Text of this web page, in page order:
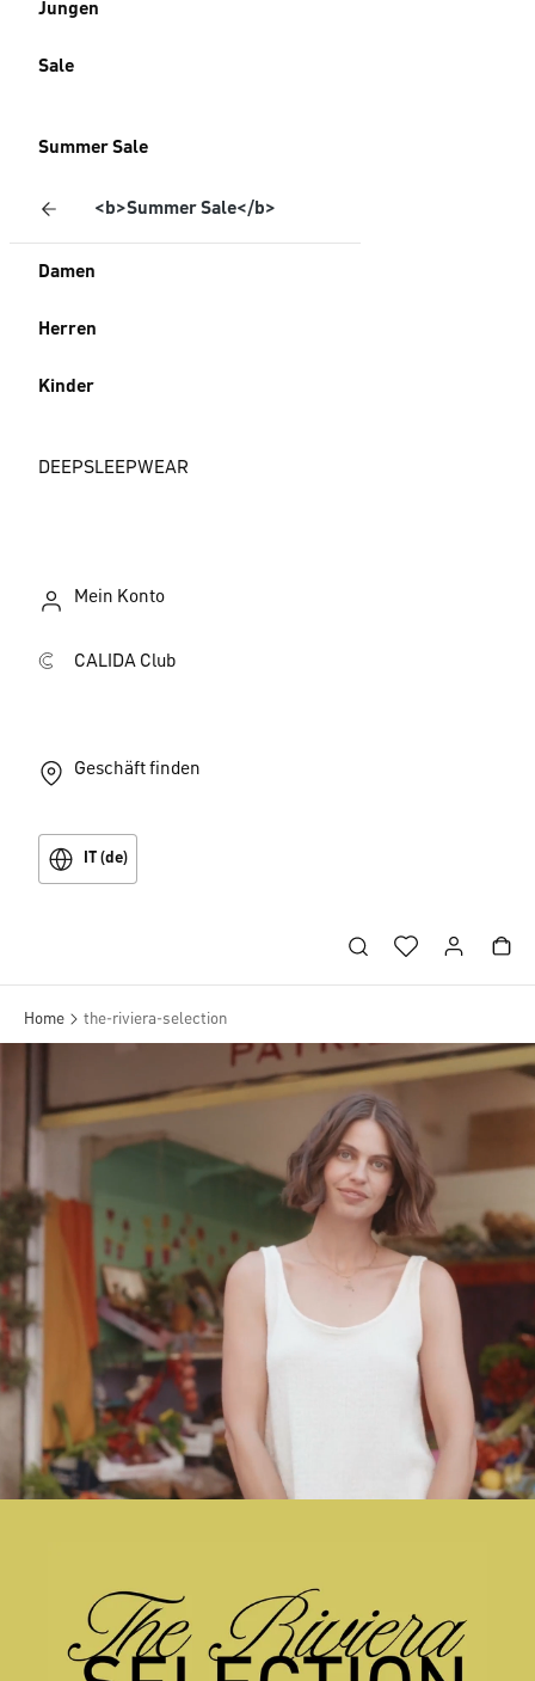
Jungen
Sale
Summer Sale
<b>Summer Sale</b>
Damen
Herren
Kinder
DEEPSLEEPWEAR
Mein Konto
CALIDA Club
Geschäft finden
IT (de)
Home the-riviera-selection